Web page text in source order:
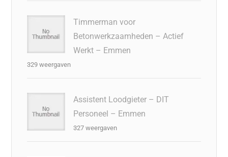
Timmerman voor
Betonwerkzaamheden – Actief
Werkt – Emmen
329 weergaven
Assistent Loodgieter – DIT
Personeel – Emmen
327 weergaven